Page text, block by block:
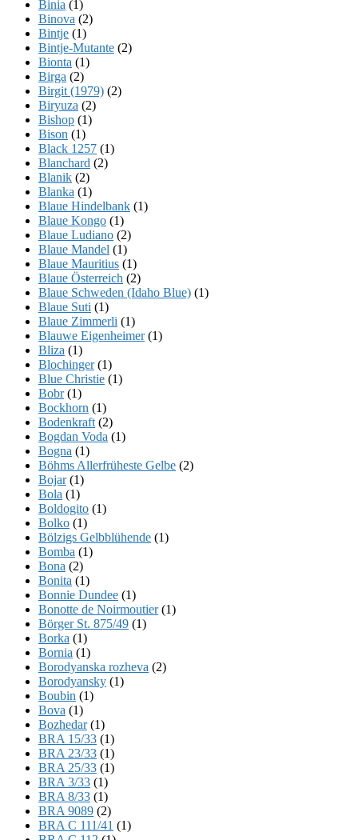
Binia (1)
Binova (2)
Bintje (1)
Bintje-Mutante (2)
Bionta (1)
Birga (2)
Birgit (1979) (2)
Biryuza (2)
Bishop (1)
Bison (1)
Black 1257 (1)
Blanchard (2)
Blanik (2)
Blanka (1)
Blaue Hindelbank (1)
Blaue Kongo (1)
Blaue Ludiano (2)
Blaue Mandel (1)
Blaue Mauritius (1)
Blaue Österreich (2)
Blaue Schweden (Idaho Blue) (1)
Blaue Suti (1)
Blaue Zimmerli (1)
Blauwe Eigenheimer(1)
Bliza (1)
Blochinger(1)
Blue Christie (1)
Bobr(1)
Bockhorn (1)
Bodenkraft (2)
Bogdan Voda (1)
Bogna (1)
Böhms Allerfrüheste Gelbe (2)
Bojar(1)
Bola (1)
Boldogito (1)
Bolko (1)
Bölzigs Gelbblühende (1)
Bomba (1)
Bona (2)
Bonita (1)
Bonnie Dundee (1)
Bonotte de Noirmoutier(1)
Börger St. 875/49 (1)
Borka (1)
Bornia (1)
Borodyanska rozheva (2)
Borodyansky (1)
Boubin (1)
Bova (1)
Bozhedar(1)
BRA 15/33 (1)
BRA 23/33 (1)
BRA 25/33 (1)
BRA 3/33 (1)
BRA 8/33 (1)
BRA 9089 (2)
BRA C 111/41 (1)